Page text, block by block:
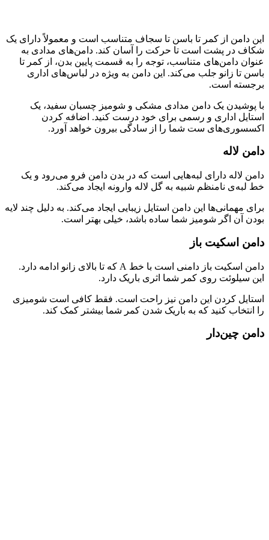
این دامن از کمر تا باسن تا سجاف متناسب است و معمولاً دارای یک
شکاف در پشت است تا حرکت را آسان کند. دامن‌های مدادی به
عنوان دامن‌های متناسب، توجه را به قسمت پایین بدن، از کمر تا
باسن تا زانو جلب می‌کند. این دامن به ویژه در لباس‌های اداری
برجسته است.
با پوشیدن یک دامن مدادی مشکی و شومیز چسبان سفید، یک
استایل اداری و رسمی برای خود درست کنید. اضافه کردن
اکسسوری‌های ست شما را از سادگی بیرون خواهد آورد.
دامن لاله
دامن لاله دارای لبه­‌هایی است که در بدن دامن فرو می‌­رود و یک
خط لبه‌ی نامنظم شبیه به گل لاله وارونه ایجاد می‌­کند.
برای مهمانی‌ها این دامن استایل زیبایی ایجاد می‌کند. به دلیل چند لایه
بودن آن اگر شومیز شما ساده باشد، خیلی بهتر است.
دامن اسکیت باز
دامن اسکیت باز دامنی است با خط A که تا بالای زانو ادامه دارد.
این سیلوئت روی کمر شما اثری باریک دارد.
استایل کردن این دامن نیز راحت است. فقط کافی است شومیزی
را انتخاب کنید که به باریک شدن کمر شما بیشتر کمک کند.
دامن چین‌دار